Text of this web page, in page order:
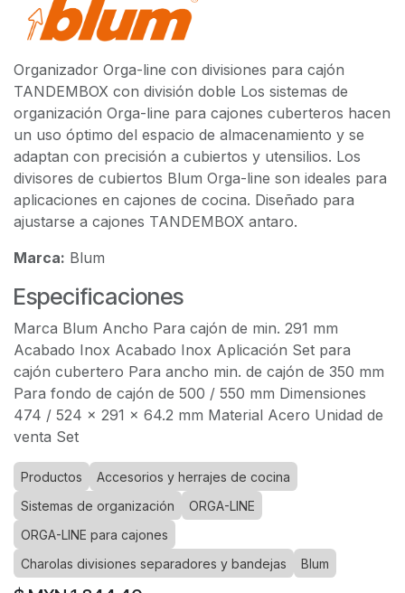
Organizador Orga-line con divisiones para cajón
TANDEMBOX con división doble Los sistemas de
organización Orga-line para cajones cuberteros hacen
un uso óptimo del espacio de almacenamiento y se
adaptan con precisión a cubiertos y utensilios. Los
divisores de cubiertos Blum Orga-line son ideales para
aplicaciones en cajones de cocina. Diseñado para
ajustarse a cajones TANDEMBOX antaro.
Marca: Blum
Especificaciones
Marca Blum Ancho Para cajón de min. 291 mm
Acabado Inox Acabado Inox Aplicación Set para
cajón cubertero Para ancho min. de cajón de 350 mm
Para fondo de cajón de 500 / 550 mm Dimensiones
474 / 524 x 291 x 64.2 mm Material Acero Unidad de
venta Set
Productos
Accesorios y herrajes de cocina
Sistemas de organización
ORGA-LINE
ORGA-LINE para cajones
Charolas divisiones separadores y bandejas
Blum